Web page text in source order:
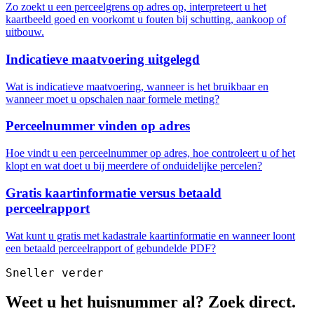
Zo zoekt u een perceelgrens op adres op, interpreteert u het
kaartbeeld goed en voorkomt u fouten bij schutting, aankoop of
uitbouw.
Indicatieve maatvoering uitgelegd
Wat is indicatieve maatvoering, wanneer is het bruikbaar en
wanneer moet u opschalen naar formele meting?
Perceelnummer vinden op adres
Hoe vindt u een perceelnummer op adres, hoe controleert u of het
klopt en wat doet u bij meerdere of onduidelijke percelen?
Gratis kaartinformatie versus betaald
perceelrapport
Wat kunt u gratis met kadastrale kaartinformatie en wanneer loont
een betaald perceelrapport of gebundelde PDF?
Sneller verder
Weet u het huisnummer al? Zoek direct.